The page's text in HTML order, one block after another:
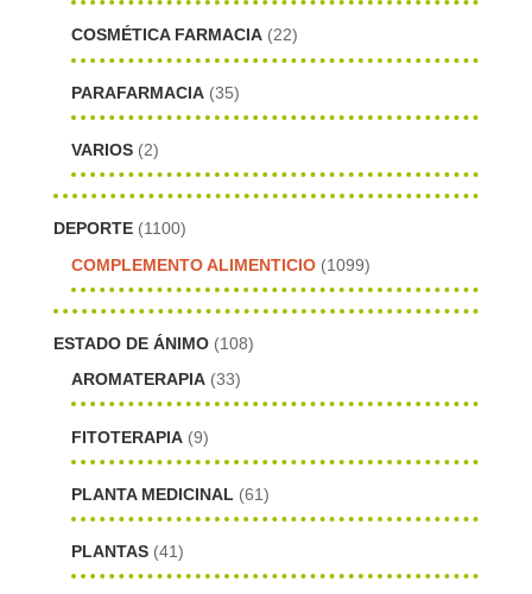
COSMÉTICA FARMACIA (22)
PARAFARMACIA (35)
VARIOS (2)
DEPORTE (1100)
COMPLEMENTO ALIMENTICIO (1099)
ESTADO DE ÁNIMO (108)
AROMATERAPIA (33)
FITOTERAPIA (9)
PLANTA MEDICINAL (61)
PLANTAS (41)